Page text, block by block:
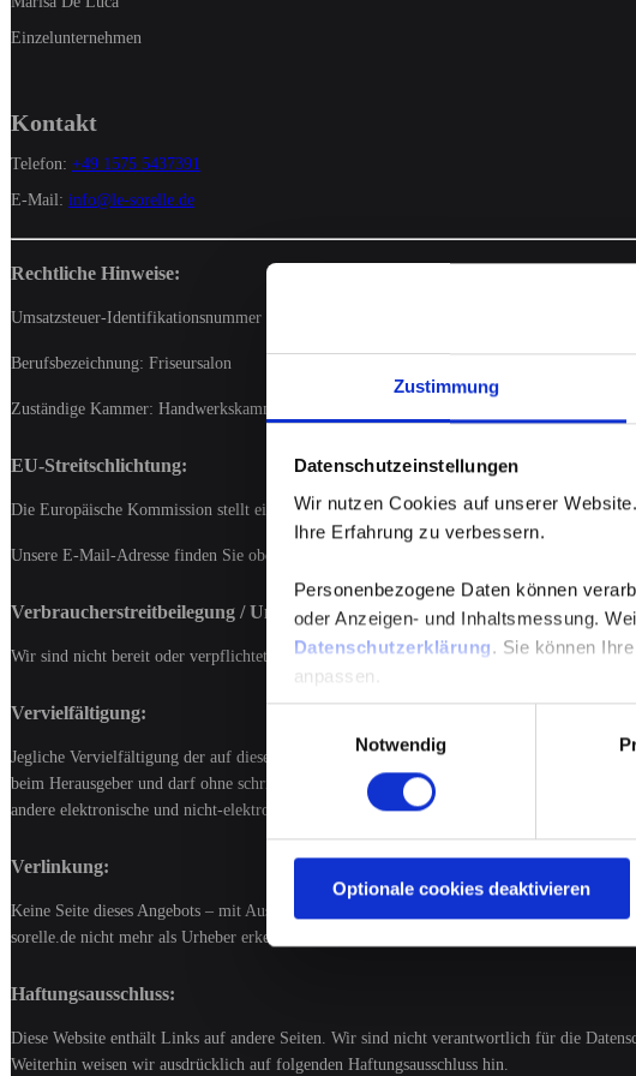
Zustimmung
Datenschutzeinstellungen
Wir nutzen Cookies auf unserer
Ihre Erfahrung zu verbessern.
Personenbezogene Daten können
oder Anzeigen- und Inhaltsmessung.
Datenschutzerklärung. Sie können
anpassen.
Notwendig
Optionale cookies deaktivieren
Einzelunternehmen
Kontakt
Telefon: +49 1575 5437391
E-Mail: info@le-sorelle.de
Rechtliche Hinweise:
Umsatzsteuer-Identifikationsnummer gemäß §27a UStG: DE451211919
Berufsbezeichnung: Friseursalon
Zuständige Kammer: Handwerkskammer Stuttgart
EU-Streitschlichtung:
Die Europäische Kommission stellt eine Plattform zur Online-Streitbeilegung (OS) bereit:
Unsere E-Mail-Adresse finden Sie oben im Impressum.
Verbraucherstreitbeilegung / Universalschlichtungsstelle
Wir sind nicht bereit oder verpflichtet, an Streitbeilegungsverfahren vor einer
Vervielfältigung:
Jegliche Vervielfältigung der auf diesen Seiten zur Verfügung gestellten Texte, Bilder
beim Herausgeber und darf ohne schriftliche Genehmigung nicht an Dritte weitergegeben
andere elektronische und nicht-elektronische Medien.
Verlinkung:
Keine Seite dieses Angebots – mit Ausnahme der Startseiten des Angebots sowie der
sorelle.de nicht mehr als Urheber erkennbar ist.
Haftungsausschluss:
Diese Website enthält Links auf andere Seiten. Wir sind nicht verantwortlich für die
Weiterhin weisen wir ausdrücklich auf folgenden Haftungsausschluss hin.